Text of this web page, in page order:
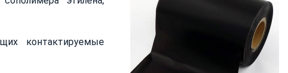
контактируемые